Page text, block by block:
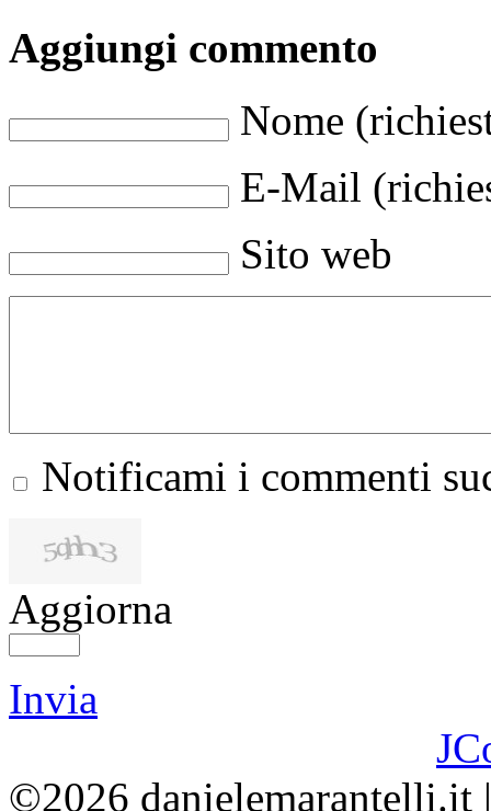
Aggiungi commento
Nome
E-Mail
Sito web
Notificami i commenti
Aggiorna
Invia
©2026 danielemarantelli.it